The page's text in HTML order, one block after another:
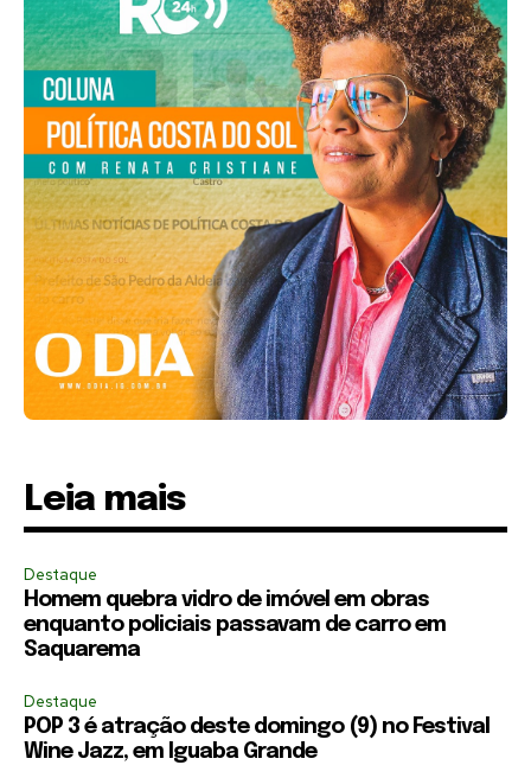
Leia mais
Destaque
Homem quebra vidro de imóvel em obras
enquanto policiais passavam de carro em
Saquarema
Destaque
POP 3 é atração deste domingo (9) no Festival
Wine Jazz, em Iguaba Grande